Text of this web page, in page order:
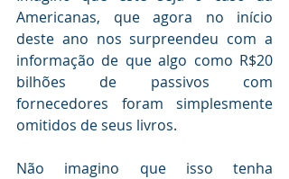
Americanas, que agora no início
deste ano nos surpreendeu com a
informação de que algo como R$20
bilhões de passivos com
fornecedores foram simplesmente
omitidos de seus livros.
Não imagino que isso tenha